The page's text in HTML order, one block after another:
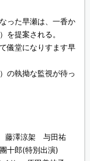
った早瀬は、一香か
を提案される。
儀堂になりすます早
の執拗な監視が待っ
藤澤涼架 与田祐
郎(特別出演)